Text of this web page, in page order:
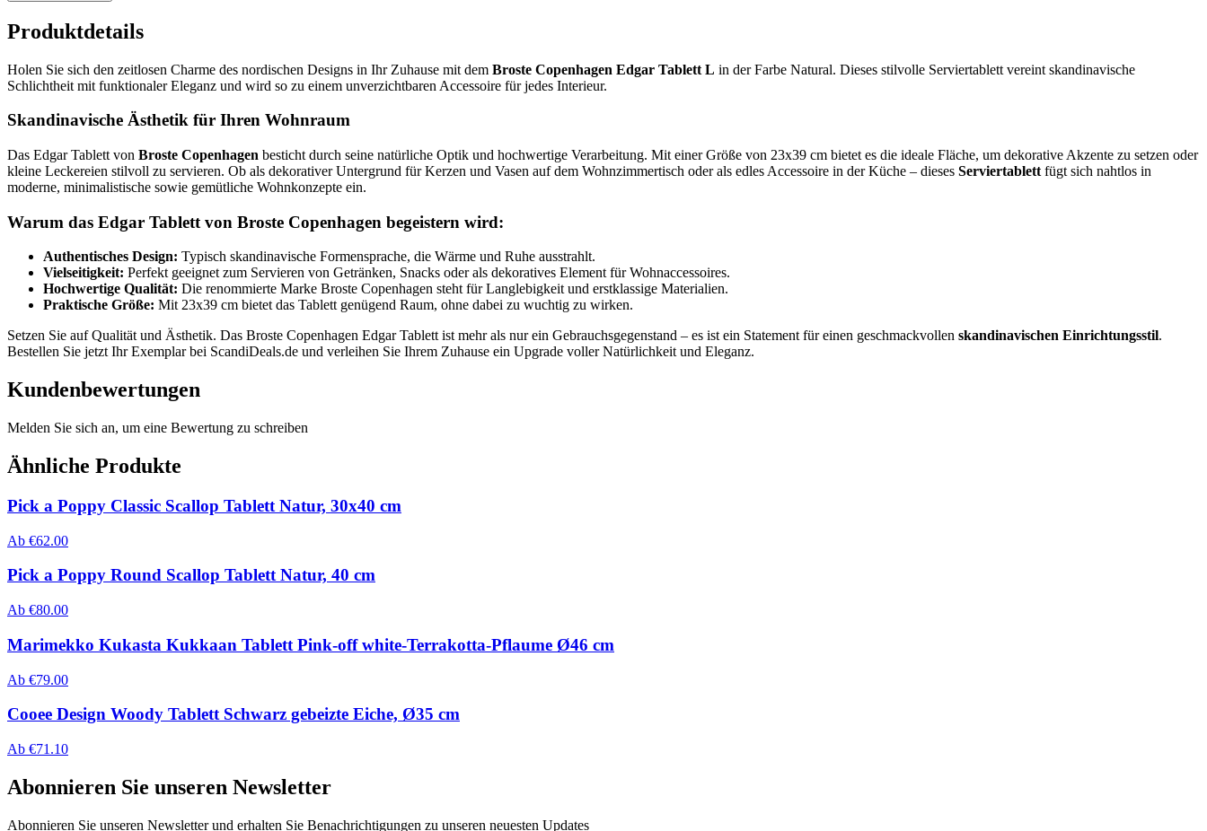
Produktdetails
Holen Sie sich den zeitlosen Charme des nordischen Designs in Ihr Zuhause mit dem Broste Copenhagen Edgar Tablett L in der Farbe Natural. Dieses stilvolle Serviertablett vereint skandinavische
Schlichtheit mit funktionaler Eleganz und wird so zu einem unverzichtbaren Accessoire für jedes Interieur.
Skandinavische Ästhetik für Ihren Wohnraum
Das Edgar Tablett von Broste Copenhagen besticht durch seine natürliche Optik und hochwertige Verarbeitung. Mit einer Größe von 23x39 cm bietet es die ideale Fläche, um dekorative Akzente zu setzen oder
kleine Leckereien stilvoll zu servieren. Ob als dekorativer Untergrund für Kerzen und Vasen auf dem Wohnzimmertisch oder als edles Accessoire in der Küche – dieses Serviertablett fügt sich nahtlos in
moderne, minimalistische sowie gemütliche Wohnkonzepte ein.
Warum das Edgar Tablett von Broste Copenhagen begeistern wird:
Authentisches Design: Typisch skandinavische Formensprache, die Wärme und Ruhe ausstrahlt.
Vielseitigkeit: Perfekt geeignet zum Servieren von Getränken, Snacks oder als dekoratives Element für Wohnaccessoires.
Hochwertige Qualität: Die renommierte Marke Broste Copenhagen steht für Langlebigkeit und erstklassige Materialien.
Praktische Größe: Mit 23x39 cm bietet das Tablett genügend Raum, ohne dabei zu wuchtig zu wirken.
Setzen Sie auf Qualität und Ästhetik. Das Broste Copenhagen Edgar Tablett ist mehr als nur ein Gebrauchsgegenstand – es ist ein Statement für einen geschmackvollen skandinavischen Einrichtungsstil.
Bestellen Sie jetzt Ihr Exemplar bei ScandiDeals.de und verleihen Sie Ihrem Zuhause ein Upgrade voller Natürlichkeit und Eleganz.
Kundenbewertungen
Melden Sie sich an, um eine Bewertung zu schreiben
Ähnliche Produkte
Pick a Poppy Classic Scallop Tablett Natur, 30x40 cm
Ab €62.00
Pick a Poppy Round Scallop Tablett Natur, 40 cm
Ab €80.00
Marimekko Kukasta Kukkaan Tablett Pink-off white-Terrakotta-Pflaume Ø46 cm
Ab €79.00
Cooee Design Woody Tablett Schwarz gebeizte Eiche, Ø35 cm
Ab €71.10
Abonnieren Sie unseren Newsletter
Abonnieren Sie unseren Newsletter und erhalten Sie Benachrichtigungen zu unseren neuesten Updates